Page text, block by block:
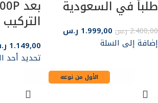
طلباً في السعودية
2.400,00 ر.س 1.999,00 ر.س
إضافة إلى السلة
1.149,00
تحديد أحد
الأول من نوعه